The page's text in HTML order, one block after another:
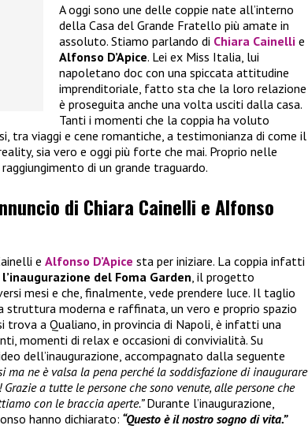
A oggi sono une delle coppie nate all’interno
della Casa del Grande Fratello più amate in
assoluto. Stiamo parlando di Chiara Cainelli e
Alfonso D’Apice. Lei ex Miss Italia, lui
napoletano doc con una spiccata attitudine
imprenditoriale, fatto sta che la loro relazione
è proseguita anche una volta usciti dalla casa.
Tanti i momenti che la coppia ha voluto
tra viaggi e cene romantiche, a testimonianza di come il
sia vero e oggi più forte che mai. Proprio nelle
di un grande traguardo.
di Chiara Cainelli e Alfonso
e Alfonso D’Apice sta per iniziare. La coppia infatti
l’inaugurazione del Foma Garden, il progetto
mesi e che, finalmente, vede prendere luce. Il taglio
struttura moderna e raffinata, un vero e proprio spazio
trova a Qualiano, in provincia di Napoli, è infatti una
momenti di relax e occasioni di convivialità. Su
dell’inaugurazione, accompagnato dalla seguente
ma ne è valsa la pena perché la soddisfazione di inaugurare
a tutte le persone che sono venute, alle persone che
con le braccia aperte.”Durante l’inaugurazione,
hanno dichiarato: “Questo è il nostro sogno di vita.”